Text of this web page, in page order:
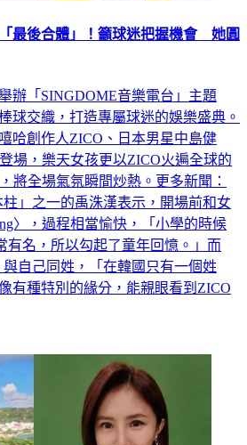
最後合體」！籲球迷把握機會 她圓
辦「SINGDOME音樂電台」主題
球交織，打造專屬球迷的娛樂盛典。
哈創作人ZICO、日本男星中島健
場，樂天女孩更以ZICO火遍全球的
將全場氣氛瞬間炒熱。更多新聞：
」之一的禹洙漢表示，開場前和女
〉，過程相當愉快，「小學的時候
有名，所以勾起了童年回憶。」而
自己同姓，「在韓國只有一個姓
有種特別的緣分，能親眼看到ZICO